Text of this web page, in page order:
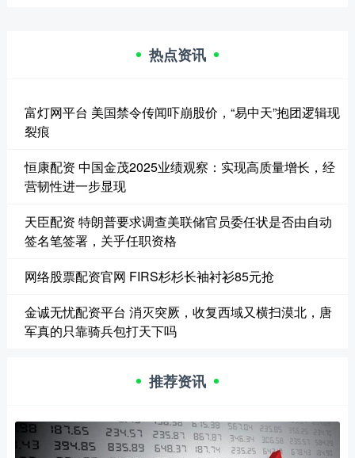
热点资讯
富灯网平台 美国禁令传闻吓崩股价，“易中天”抱团逻辑现
裂痕
恒康配资 中国金茂2025业绩观察：实现高质量增长，经
营韧性进一步显现
天臣配资 特朗普要求调查美联储官员委任状是否由自动
签名笔签署，关乎任职资格
网络股票配资官网 FIRS杉杉长袖衬衫85元抢
金诚无忧配资平台 消灭突厥，收复西域又横扫漠北，唐
军真的只靠骑兵包打天下吗
推荐资讯